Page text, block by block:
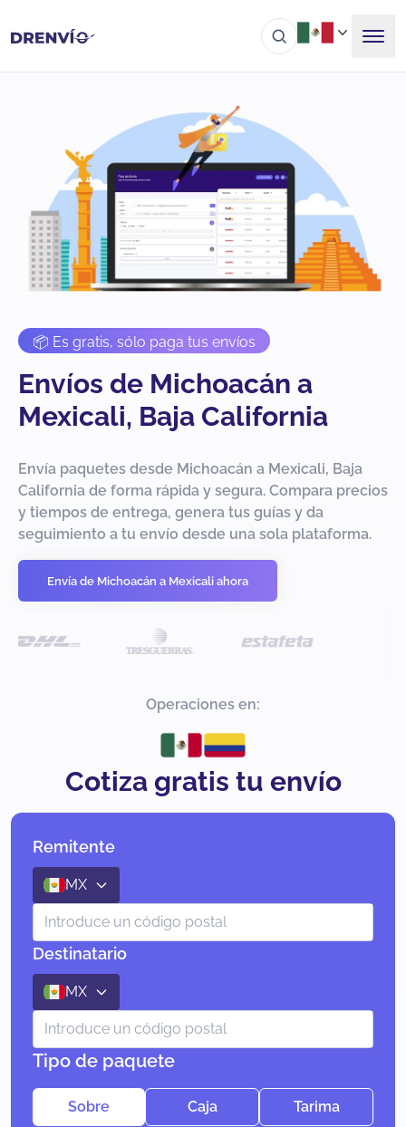
📦 Es gratis, sólo paga tus envíos
Envíos de Michoacán a
Mexicali, Baja California
Envía paquetes desde Michoacán a Mexicali, Baja
California de forma rápida y segura. Compara precios
y tiempos de entrega, genera tus guías y da
seguimiento a tu envío desde una sola plataforma.
Envía de Michoacán a Mexicali ahora
Operaciones en:
Cotiza gratis tu envío
Remitente
MX
Destinatario
MX
Tipo de paquete
Sobre Caja Tarima